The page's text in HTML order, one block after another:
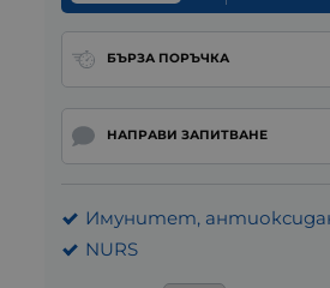
БЪРЗА ПОРЪЧКА
НАПРАВИ ЗАПИТВАНЕ
Имунитет,
NURS